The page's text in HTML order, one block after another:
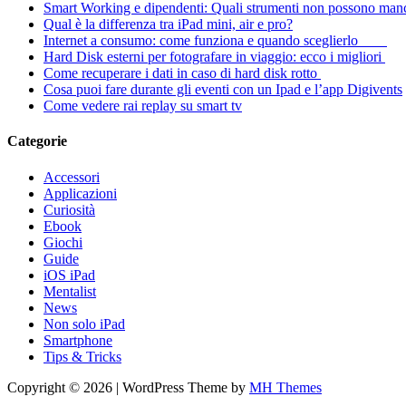
Smart Working e dipendenti: Quali strumenti non possono
Qual è la differenza tra iPad mini, air e pro?
Internet a consumo: come funziona e quando sceglierlo
Hard Disk esterni per fotografare in viaggio: ecco i migliori
Come recuperare i dati in caso di hard disk rotto
Cosa puoi fare durante gli eventi con un Ipad e l’app Digivents
Come vedere rai replay su smart tv
Categorie
Accessori
Applicazioni
Curiosità
Ebook
Giochi
Guide
iOS iPad
Mentalist
News
Non solo iPad
Smartphone
Tips & Tricks
Copyright © 2026 | WordPress Theme by MH Themes